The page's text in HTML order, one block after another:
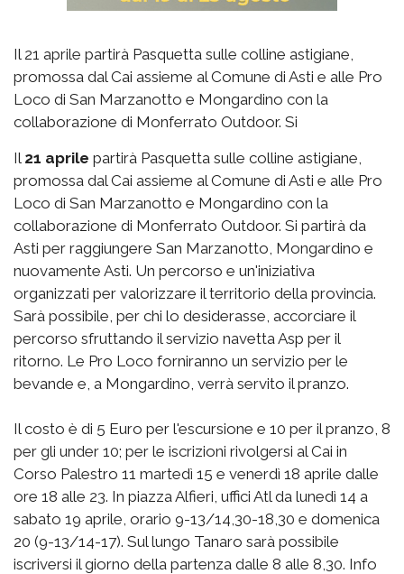
Il 21 aprile partirà Pasquetta sulle colline astigiane,
promossa dal Cai assieme al Comune di Asti e alle Pro
Loco di San Marzanotto e Mongardino con la
collaborazione di Monferrato Outdoor. Si
Il 21 aprile partirà Pasquetta sulle colline astigiane,
promossa dal Cai assieme al Comune di Asti e alle Pro
Loco di San Marzanotto e Mongardino con la
collaborazione di Monferrato Outdoor. Si partirà da
Asti per raggiungere San Marzanotto, Mongardino e
nuovamente Asti. Un percorso e un'iniziativa
organizzati per valorizzare il territorio della provincia.
Sarà possibile, per chi lo desiderasse, accorciare il
percorso sfruttando il servizio navetta Asp per il
ritorno. Le Pro Loco forniranno un servizio per le
bevande e, a Mongardino, verrà servito il pranzo.
Il costo è di 5 Euro per l'escursione e 10 per il pranzo, 8
per gli under 10; per le iscrizioni rivolgersi al Cai in
Corso Palestro 11 martedì 15 e venerdì 18 aprile dalle
ore 18 alle 23. In piazza Alfieri, uffici Atl da lunedì 14 a
sabato 19 aprile, orario 9-13/14,30-18,30 e domenica
20 (9-13/14-17). Sul lungo Tanaro sarà possibile
iscriversi il giorno della partenza dalle 8 alle 8,30. Info